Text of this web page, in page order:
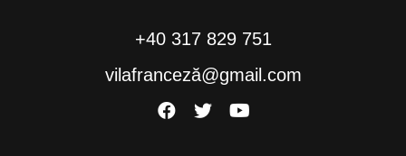
+40 317 829 751
vilafranceză@gmail.com